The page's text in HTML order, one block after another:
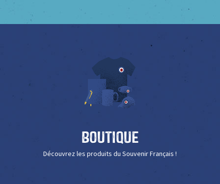
Boutique
Découvrez les produits du Souvenir Français !